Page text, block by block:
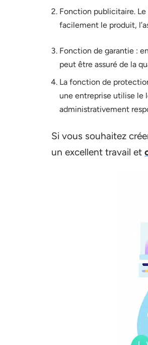
Fonction publicitaire.
facilement le produit,
Fonction de garantie :
peut être assuré de la
La fonction de
une entreprise utilise le
administrativement
Si vous souhaitez
un excellent travail et